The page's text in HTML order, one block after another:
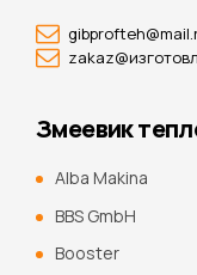
Змеевик
Alba Makina
BBS GmbH
Booster